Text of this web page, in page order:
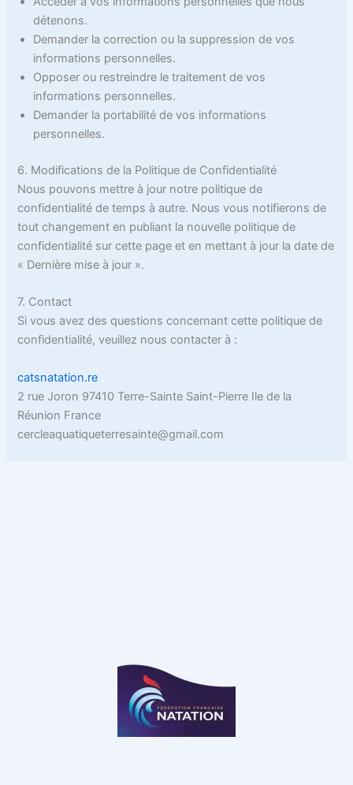
détenons.
Demander la correction ou la suppression de vos
informations personnelles.
Opposer ou restreindre le traitement de vos
informations personnelles.
Demander la portabilité de vos informations
personnelles.
6. Modifications de la Politique de Confidentialité
Nous pouvons mettre à jour notre politique de
confidentialité de temps à autre. Nous vous notifierons de
tout changement en publiant la nouvelle politique de
confidentialité sur cette page et en mettant à jour la date de
« Dernière mise à jour ».
7. Contact
Si vous avez des questions concernant cette politique de
confidentialité, veuillez nous contacter à :
catsnatation.re
2 rue Joron 97410 Terre-Sainte Saint-Pierre Ile de la
Réunion France
cercleaquatiqueterresainte@gmail.com